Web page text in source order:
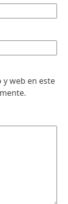
web en este